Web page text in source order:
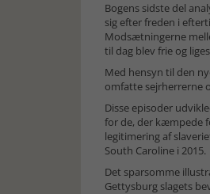
Bogens sidste del
sig efter freden i
Modsætningerne
til dag blev frie og
Med hensyn til den
omfatte sejrherrerne
Disse episoder
for de, der kæmpede
legitimering af
South Caroline i 2015.
Det sparsomme
Gettysburg slagets